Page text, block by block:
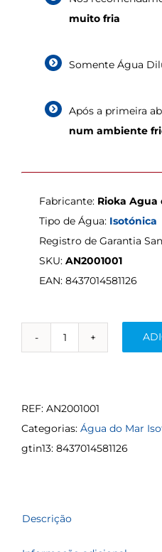
muito fria
Somente Água
Após a primeira
num ambiente
Fabricante: Rioka Agua
Tipo de Água: Isotónica
Registro de Garantia
SKU: AN2001001
EAN: 8437014581126
do
Mar
Isotónica
Garrafas
REF: AN2001001
Categorias: Água do Mar
gtin13: 8437014581126
Descrição